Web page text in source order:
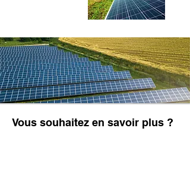
Vous souhaitez en savoir plus ?